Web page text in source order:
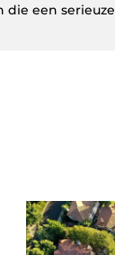
die een